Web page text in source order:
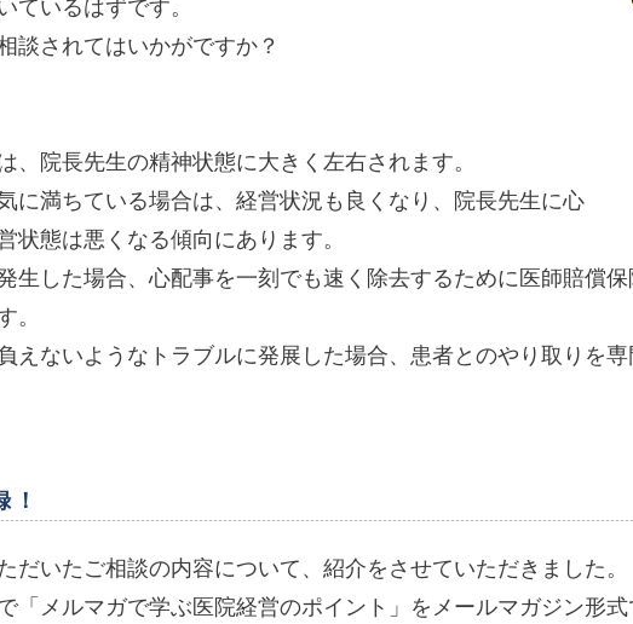
ているはずです。
談されてはいかがですか？
、院長先生の精神状態に大きく左右されます。
に満ちている場合は、経営状況も良くなり、院長先生に心
状態は悪くなる傾向にあります。
生した場合、心配事を一刻でも速く除去するために医師賠償
。
えないようなトラブルに発展した場合、患者とのやり取りを
！
だいたご相談の内容について、紹介をさせていただきました。
「メルマガで学ぶ医院経営のポイント」をメールマガジン形式